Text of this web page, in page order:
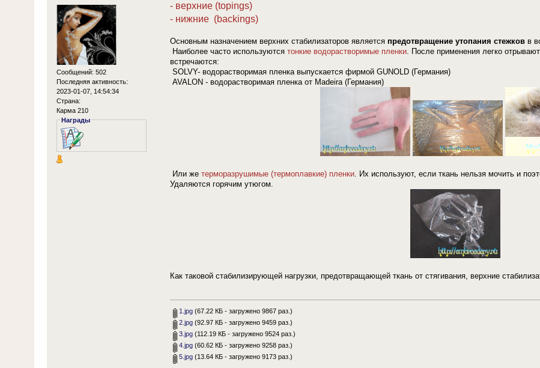
Сообщений: 502
Последняя активность:
2023-01-07, 14:54:34
Страна:
Карма 210
Награды
- верхние (topings)
- нижние (backings)
Основным назначением верхних стабилизаторов является предотвращение утопания стежков в
Наиболее часто используются тонкие водорастворимые пленки. После применения легко
встречаются:
SOLVY- водорастворимая пленка выпускается фирмой GUNOLD (Германия)
AVALON - водорастворимая пленка от Madeira (Германия)
Или же терморазрушимые (термоплавкие) пленки. Их используют, если ткань нельзя мочить и
Удаляются горячим утюгом.
Как таковой стабилизирующей нагрузки, предотвращающей ткань от стягивания, верхние
1.jpg (67.22 КБ - загружено 9867 раз.)
2.jpg (92.97 КБ - загружено 9459 раз.)
3.jpg (112.19 КБ - загружено 9524 раз.)
4.jpg (60.62 КБ - загружено 9258 раз.)
5.jpg (13.64 КБ - загружено 9173 раз.)